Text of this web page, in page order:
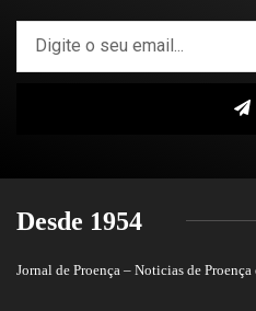
Desde 1954
Jornal de Proença – Noticias de